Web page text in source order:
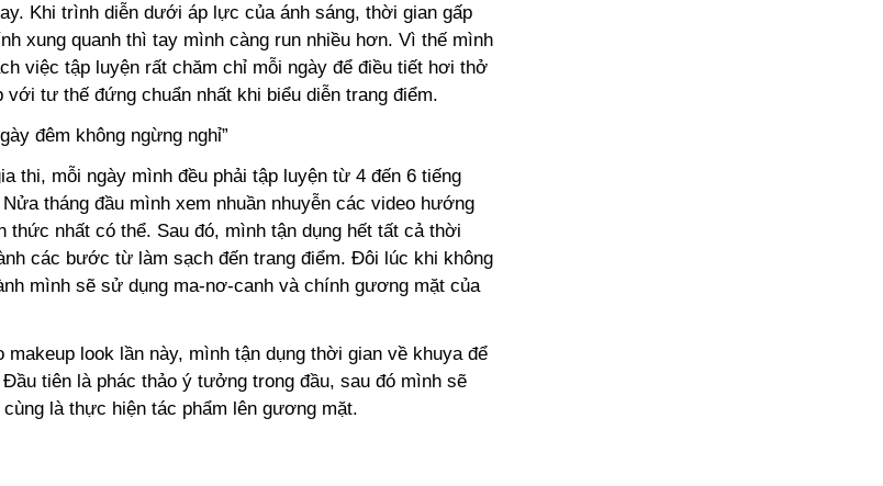
Khi trình diễn dưới áp lực của ánh sáng, thời gian gấp
xung quanh thì tay mình càng run nhiều hơn. Vì thế mình
việc tập luyện rất chăm chỉ mỗi ngày để điều tiết hơi thở
tư thế đứng chuẩn nhất khi biểu diễn trang điểm.
đêm không ngừng nghỉ”
thi, mỗi ngày mình đều phải tập luyện từ 4 đến 6 tiếng
tháng đầu mình xem nhuần nhuyễn các video hướng
thức nhất có thể. Sau đó, mình tận dụng hết tất cả thời
các bước từ làm sạch đến trang điểm. Đôi lúc khi không
mình sẽ sử dụng ma-nơ-canh và chính gương mặt của
look lần này, mình tận dụng thời gian về khuya để
tiên là phác thảo ý tưởng trong đầu, sau đó mình sẽ
là thực hiện tác phẩm lên gương mặt.